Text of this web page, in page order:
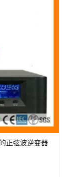
正弦波逆变器